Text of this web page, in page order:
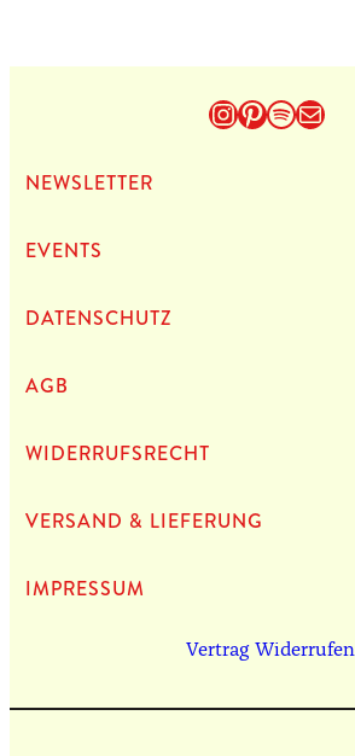
Instagram
Pinterest
Spotify
E-Mail
NEWS­LET­TER
EVENTS
DATEN­SCHUTZ
AGB
WIDERRUFSRECHT
VERSAND & LIEFERUNG
IMPRES­SUM
Vertrag Widerrufen